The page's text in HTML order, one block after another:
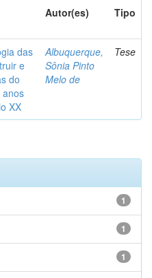
Autor(es) Tipo
das
e
do
anos
XX
Albuquerque,
Sônia Pinto
Melo de
Tese
1
1
1